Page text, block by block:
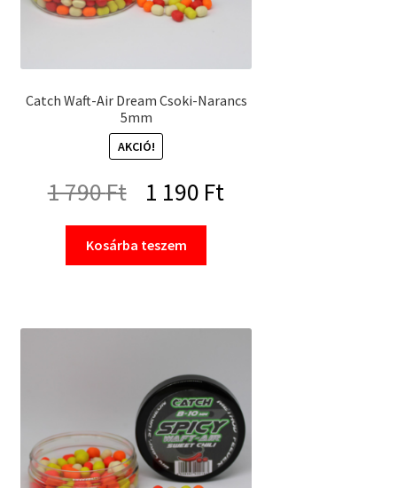
Catch Waft-Air Dream Csoki-Narancs
5mm
AKCIÓ!
1 790Ft
Original
price
was:
1 190 FtCurrent
Kosárba teszem